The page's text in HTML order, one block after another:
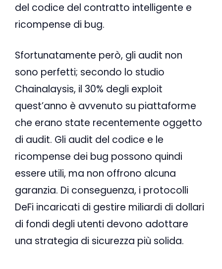
del codice del contratto intelligente e
ricompense di bug.
Sfortunatamente però, gli audit non
sono perfetti; secondo lo studio
Chainalaysis, il 30% degli exploit
quest’anno è avvenuto su piattaforme
che erano state recentemente oggetto
di audit. Gli audit del codice e le
ricompense dei bug possono quindi
essere utili, ma non offrono alcuna
garanzia. Di conseguenza, i protocolli
DeFi incaricati di gestire miliardi di dollari
di fondi degli utenti devono adottare
una strategia di sicurezza più solida.